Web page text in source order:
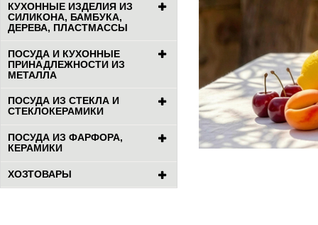
КУХОННЫЕ ИЗДЕЛИЯ ИЗ
СИЛИКОНА, БАМБУКА,
ДЕРЕВА, ПЛАСТМАССЫ
ПОСУДА И КУХОННЫЕ
ПРИНАДЛЕЖНОСТИ ИЗ
МЕТАЛЛА
ПОСУДА ИЗ СТЕКЛА И
СТЕКЛОКЕРАМИКИ
ПОСУДА ИЗ ФАРФОРА,
КЕРАМИКИ
ХОЗТОВАРЫ